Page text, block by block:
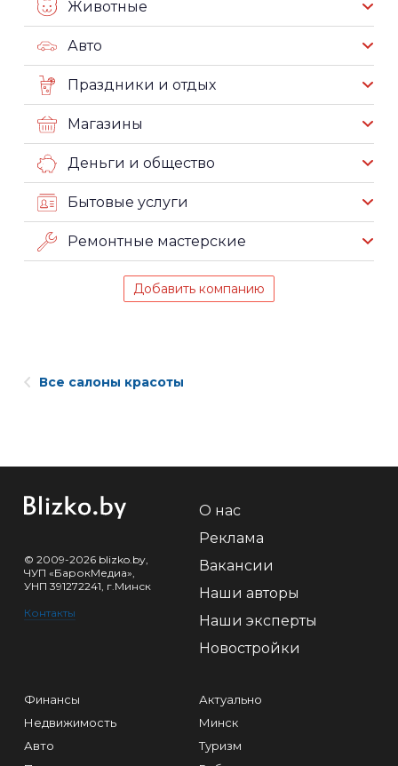
Животные
Авто
Праздники и отдых
Магазины
Деньги и общество
Бытовые услуги
Ремонтные мастерские
Добавить компанию
Все салоны красоты
© 2009-2026 blizko.by,
ЧУП «БарокМедиа»,
УНП 391272241, г.Минск
Контакты
О нас
Реклама
Вакансии
Наши авторы
Наши эксперты
Новостройки
Финансы
Недвижимость
Авто
Актуально
Минск
Туризм